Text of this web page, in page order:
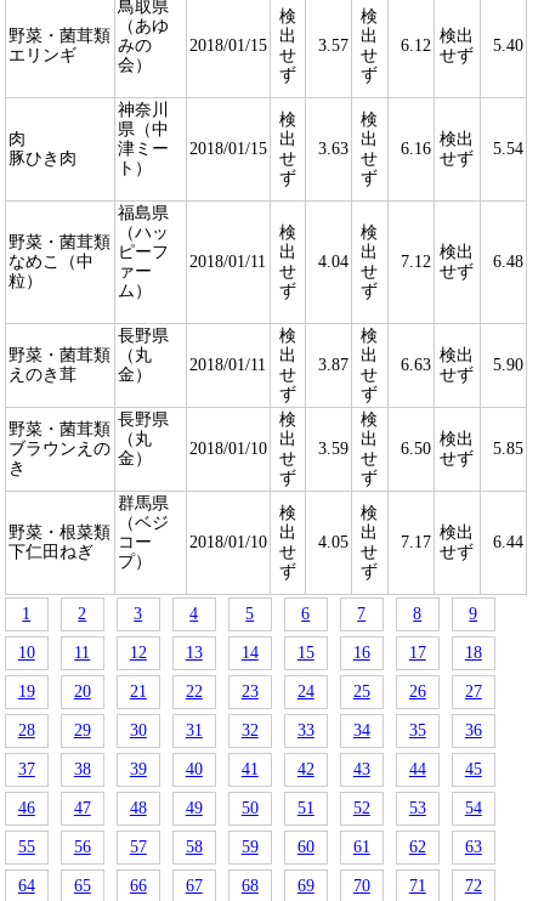
野菜・菌茸類
エリンギ
鳥取県
（あゆ
みの
会）
2018/01/15
検
出
せ
ず
3.57
検
出
せ
ず
6.12
検出
せず
5.40
肉
豚ひき肉
神奈川
県（中
津ミー
ト）
2018/01/15
検
出
せ
ず
3.63
検
出
せ
ず
6.16
検出
せず
5.54
野菜・菌茸類
なめこ（中
粒）
福島県
（ハッ
ピーフ
ァー
ム）
2018/01/11
検
出
せ
ず
4.04
検
出
せ
ず
7.12
検出
せず
6.48
野菜・菌茸類
えのき茸
長野県
（丸
金）
2018/01/11
検
出
せ
ず
3.87
検
出
せ
ず
6.63
検出
せず
5.90
野菜・菌茸類
ブラウンえの
き
長野県
（丸
金）
2018/01/10
検
出
せ
ず
3.59
検
出
せ
ず
6.50
検出
せず
5.85
野菜・根菜類
下仁田ねぎ
群馬県
（ベジ
コー
プ）
2018/01/10
検
出
せ
ず
4.05
検
出
せ
ず
7.17
検出
せず
6.44
1 2 3 4 5 6 7 8 9
10 11 12 13 14 15 16 17 18
19 20 21 22 23 24 25 26 27
28 29 30 31 32 33 34 35 36
37 38 39 40 41 42 43 44 45
46 47 48 49 50 51 52 53 54
55 56 57 58 59 60 61 62 63
64 65 66 67 68 69 70 71 72